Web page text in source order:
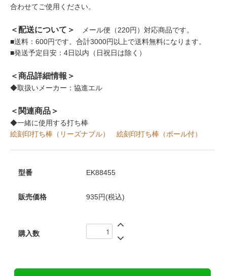
合わせてご使用ください。
＜配送について＞
メール便（220円）対応商品です。
■送料：600円です。合計3000円以上で送料無料になります。
■発送予定目安：4日以内（日祝日は除く）
＜商品詳細情報＞
◆取扱いメーカー：協進エル
＜関連商品＞
◆一緒に使用する打ち棒
絵刻印打ち棒（リーズナブル）
絵刻印打ち棒（ボール付）
型番 EK88455
販売価格 935円(税込)
購入数